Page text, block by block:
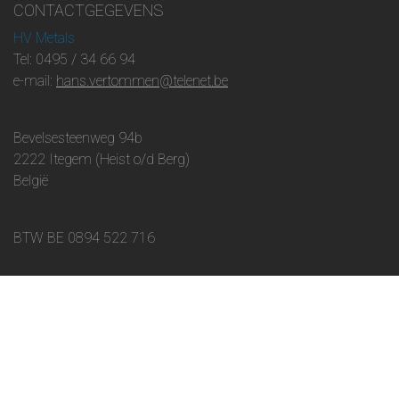
CONTACTGEGEVENS
HV Metals
Tel: 0495 / 34 66 94
e-mail: hans.vertommen@telenet.be
Bevelsesteenweg 94b
2222 Itegem (Heist o/d Berg)
België
BTW BE 0894 522 716